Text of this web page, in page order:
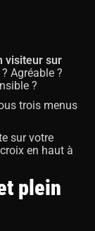
visiteur sur
Agréable ?
?
trois menus
sur votre
en haut à
plein